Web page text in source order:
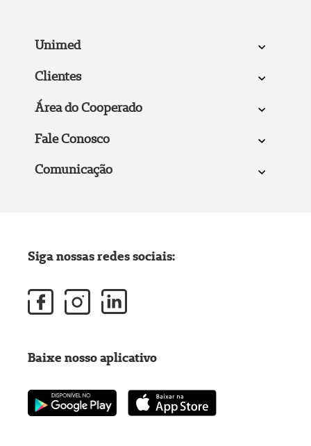
Unimed
Clientes
Área do Cooperado
Fale Conosco
Comunicação
Siga nossas redes sociais:
Baixe nosso aplicativo